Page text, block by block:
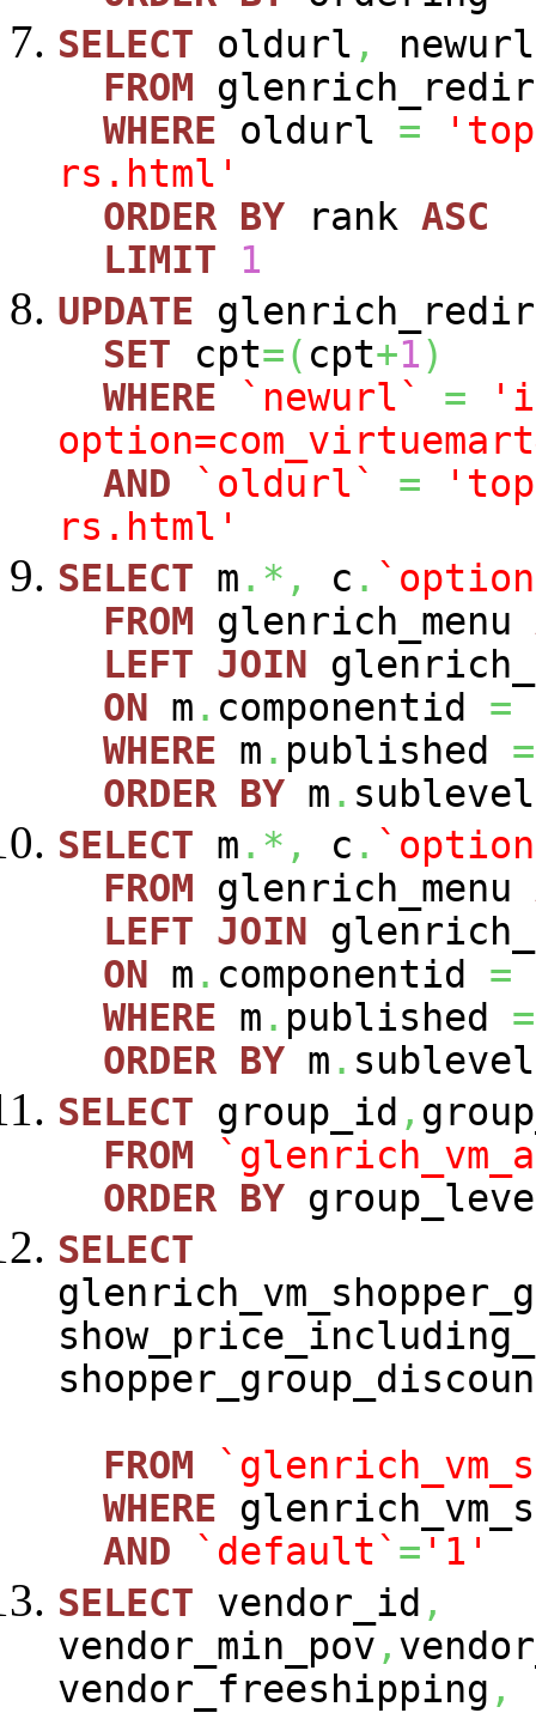
SELECT oldurl ,
newurl
FROM
WHERE oldurl =
rs.html'
ORDER BY rank ASC
LIMIT
1
UPDATE
SET cpt=( cpt+1)
WHERE
`newurl` =
AND
`oldurl` =
rs.html'
SELECT m .*, c .
FROM glenrich_menu
LEFT JOIN
ON m . componentid =
WHERE m . published =
ORDER BY m . sublevel
SELECT m .*, c .
FROM glenrich_menu
LEFT JOIN
ON m . componentid =
WHERE m . published =
ORDER BY m . sublevel
SELECT group_id ,
FROM
ORDER BY
SELECT
FROM
WHERE
AND
`default` = '1'
SELECT vendor_id ,
vendor_min_pov ,
vendor_freeshipping ,